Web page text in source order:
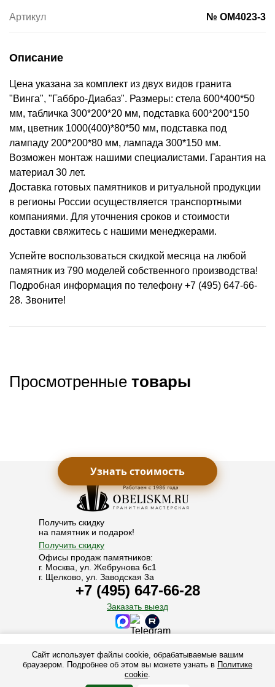
Артикул № OM4023-3
Описание
Цена указана за комплект из двух видов гранита
"Винга", "Габбро-Диабаз". Размеры: стела 600*400*50
мм, табличка 300*200*20 мм, подставка 600*200*150
мм, цветник 1000(400)*80*50 мм, подставка под
лампаду 200*200*80 мм, лампада 300*150 мм.
Возможен монтаж нашими специалистами. Гарантия на
материал 30 лет.
Доставка готовых памятников и ритуальной продукции
в регионы России осуществляется транспортными
компаниями. Для уточнения сроков и стоимости
доставки свяжитесь с нашими менеджерами.
Успейте воспользоваться скидкой месяца на любой
памятник из 790 моделей собственного производства!
Подробная информация по телефону +7 (495) 647-66-
28. Звоните!
Просмотренные товары
Получить скидку
на памятник и подарок!
Получить скидку
Офисы продаж памятников:
г. Москва, ул. Жебрунова 6с1
г. Щелково, ул. Заводская 3а
+7 (495) 647-66-28
Заказать выезд
© 1986-2025. Все права защищены.
Обелиск М - производство памятников, надгробий и мемориальных
комплексов из гранита в Москве и Подмосковье. Заказать памятник на
могилу у производителя.
+7 (495) 647-66-28 +7 (925) 006-30-60
Telegram
Узнать стоимость
Сайт использует файлы cookie, обрабатываемые вашим
браузером. Подробнее об этом вы можете узнать в Политике
cookie.